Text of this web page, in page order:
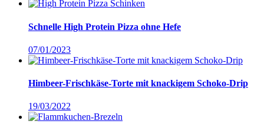
Schnelle High Protein Pizza ohne Hefe
07/01/2023
Himbeer-Frischkäse-Torte mit knackigem Schoko-Drip
19/03/2022